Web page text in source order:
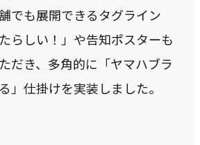
でも展開できるタグライン
らしい！」や告知ポスターも
だき、多角的に「ヤマハブラ
」仕掛けを実装しました。